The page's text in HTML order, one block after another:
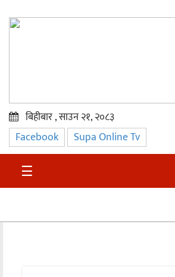
प्रमुख
समाचार
सुदुर
बिहीबार , साउन २१, २०८३
Facebook Supa Online Tv
☰